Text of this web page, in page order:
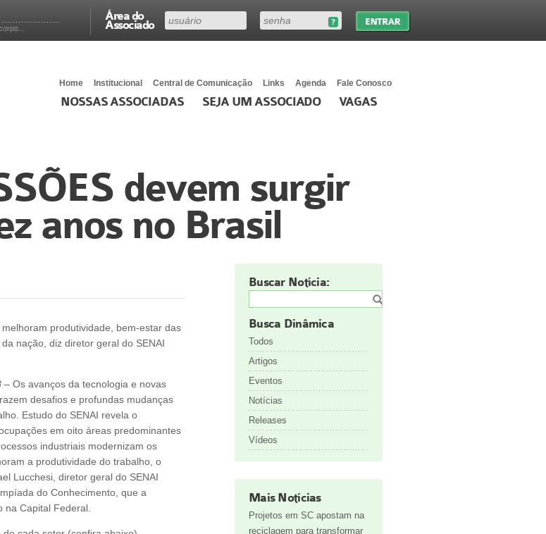
Área do
Associado
Home Institucional Central de Comunicação Links Agenda Fale Conosco
NOSSAS ASSOCIADAS SEJA UM ASSOCIADO VAGAS
devem surgir
anos no Brasil
produtividade, bem-estar das
nação, diz diretor geral do SENAI
– Os avanços da tecnologia e novas
desafios e profundas mudanças
Estudo do SENAI revela o
em oito áreas predominantes
industriais modernizam os
a produtividade do trabalho, o
Lucchesi, diretor geral do SENAI
do Conhecimento, que a
Capital Federal.
Buscar Notícia:
Busca Dinâmica
Todos
Artigos
Eventos
Notícias
Releases
Vídeos
Mais Notícias
Projetos em SC apostam na
reciclagem para transformar